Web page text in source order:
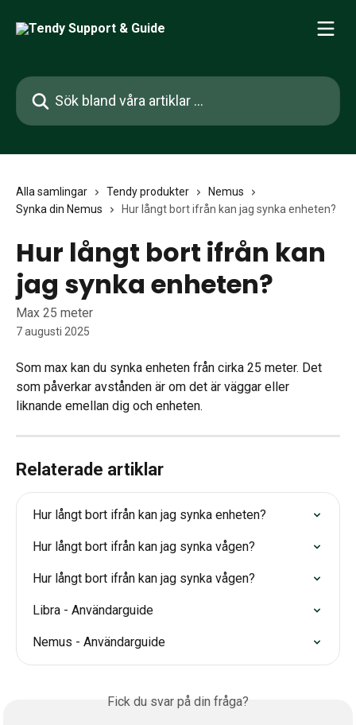
Sök bland våra artiklar …
Alla samlingar Tendy produkter
Nemus
Synka din Nemus
Hur långt bort ifrån kan jag synka enheten?
Hur långt bort ifrån kan
jag synka enheten?
Max 25 meter
7 augusti 2025
Som max kan du synka enheten från cirka 25 meter. Det
som påverkar avstånden är om det är väggar eller
liknande emellan dig och enheten.
Relaterade artiklar
Hur långt bort ifrån kan jag synka enheten?
Hur långt bort ifrån kan jag synka vågen?
Hur långt bort ifrån kan jag synka vågen?
Libra - Användarguide
Nemus - Användarguide
Fick du svar på din fråga?